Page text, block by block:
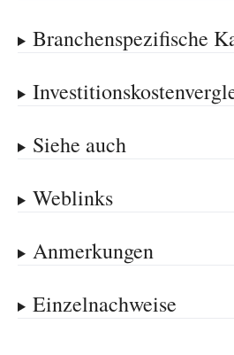
Branchenspezifische
Siehe auch
Weblinks
Anmerkungen
Einzelnachweise